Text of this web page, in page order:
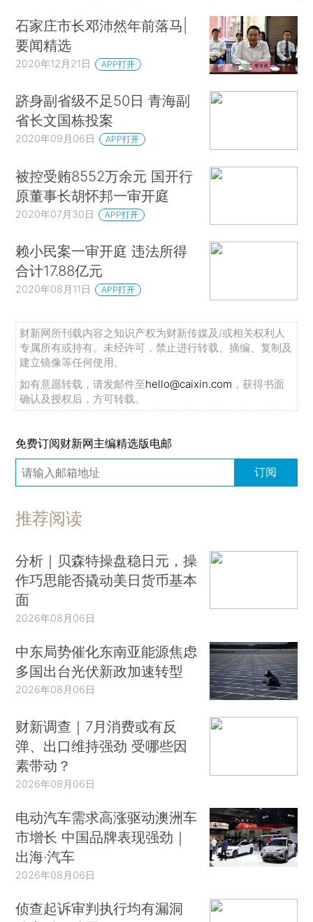
石家庄市长邓沛然年前落马|
要闻精选
2020年12月21日 APP打开
跻身副省级不足50日 青海副
省长文国栋投案
2020年09月06日 APP打开
被控受贿8552万余元 国开行
原董事长胡怀邦一审开庭
2020年07月30日 APP打开
赖小民案一审开庭 违法所得
合计17.88亿元
2020年08月11日 APP打开
财新网所刊载内容之知识产权为财新传媒及/或相关权利人
专属所有或持有。未经许可，禁止进行转载、摘编、复制及
建立镜像等任何使用。
如有意愿转载，请发邮件至hello@caixin.com ，获得书面
确认及授权后，方可转载。
免费订阅财新网主编精选版电邮
订阅
推荐阅读
分析｜贝森特操盘稳日元，操
作巧思能否撬动美日货币基本
面
2026年08月06日
中东局势催化东南亚能源焦虑
多国出台光伏新政加速转型
2026年08月06日
财新调查｜7月消费或有反
弹、出口维持强劲 受哪些因
素带动？
2026年08月06日
电动汽车需求高涨驱动澳洲车
市增长 中国品牌表现强劲｜
出海·汽车
2026年08月06日
侦查起诉审判执行均有漏洞